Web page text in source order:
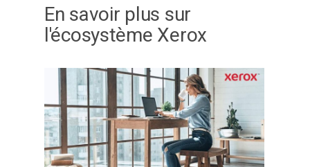
En savoir plus sur
l'écosystème Xerox